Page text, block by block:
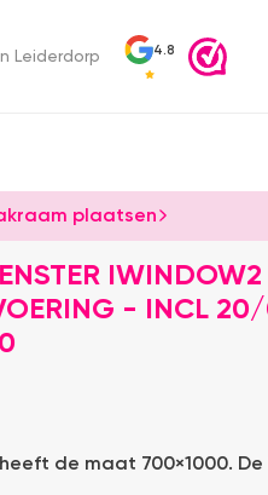
Leiderdorp 4.8
plaatsen
- INCL
de maat 700×1000.